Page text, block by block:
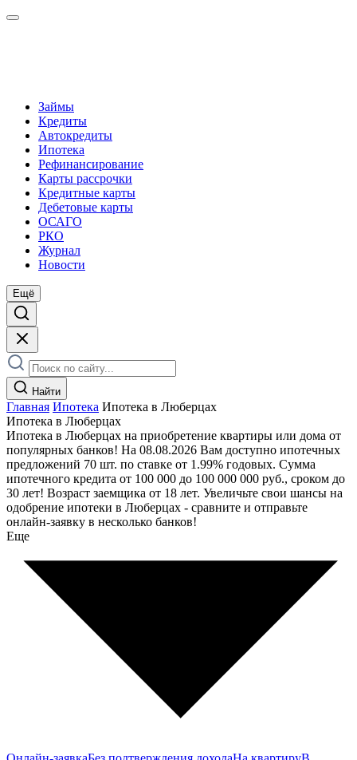
Займы
Кредиты
Автокредиты
Ипотека
Рефинансирование
Карты рассрочки
Кредитные карты
Дебетовые карты
ОСАГО
РКО
Журнал
Новости
Ещё
Найти
Главная Ипотека Ипотека в Люберцах
Ипотека в Люберцах
Ипотека в Люберцах на приобретение квартиры или дома от
популярных банков! На 08.08.2026 Вам доступно ипотечных
предложений 70 шт. по ставке от 1.99% годовых. Сумма
ипотечного кредита от 100 000 до 100 000 000 руб., сроком до
30 лет! Возраст заемщика от 18 лет. Увеличьте свои шансы на
одобрение ипотеки в Люберцах - сравните и отправьте
онлайн-заявку в несколько банков!
Еще